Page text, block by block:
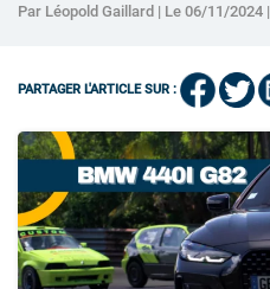
Par Léopold Gaillard | Le 06/11/2024 |
PARTAGER L'ARTICLE SUR :